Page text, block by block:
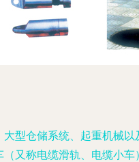
型仓储系统、起重机械以
又称电缆滑轨、电缆小车